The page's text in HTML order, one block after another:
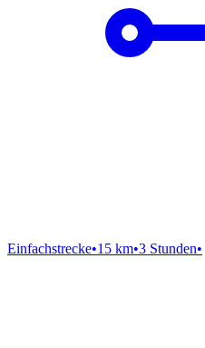
Einfachstrecke•15 km•3 Stunden•